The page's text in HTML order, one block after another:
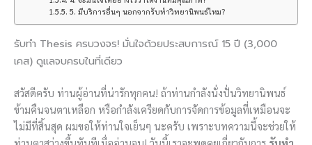
5. มีบริการอื่นๆ นอกจากรับทำวิทยานิพนธ์ไหม?
รับทำ Thesis ครบวงจร! มั่นใจด้วยประสบการณ์ 15 ปี (3,000
เคส) ดูแลจบครบในที่เดียว
สวัสดีครับ ท่านผู้อ่านที่น่ารักทุกคน! ถ้าท่านกำลังนั่งปั่นวิทยานิพนธ์
ข้ามคืนจนตาเหลือก หรือกำลังเครียดกับการจัดการข้อมูลที่เหมือนจะ
ไม่มีที่สิ้นสุด ผมขอให้ท่านใจเย็นๆ นะครับ เพราะบทความนี้จะช่วยให้